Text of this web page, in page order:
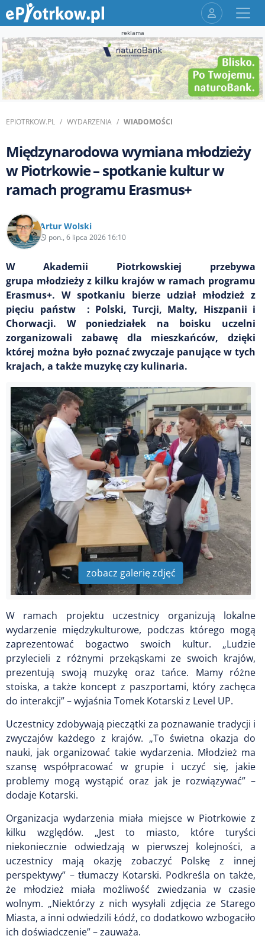
reklama
EPIOTRKOW.PL WYDARZENIA WIADOMOŚCI
Międzynarodowa wymiana młodzieży
w Piotrkowie – spotkanie kultur w
ramach programu Erasmus+
Artur Wolski
pon., 6 lipca 2026 16:10
W Akademii Piotrkowskiej przebywa
grupa młodzieży z kilku krajów w ramach programu
Erasmus+. W spotkaniu bierze udział młodzież z
pięciu państw : Polski, Turcji, Malty, Hiszpanii i
Chorwacji. W poniedziałek na boisku uczelni
zorganizowali zabawę dla mieszkańców, dzięki
której można było poznać zwyczaje panujące w tych
krajach, a także muzykę czy kulinaria.
zobacz galerię zdjęć
W ramach projektu uczestnicy organizują lokalne
wydarzenie międzykulturowe, podczas którego mogą
zaprezentować bogactwo swoich kultur. „Ludzie
przylecieli z różnymi przekąskami ze swoich krajów,
prezentują swoją muzykę oraz tańce. Mamy różne
stoiska, a także koncept z paszportami, który zachęca
do interakcji” – wyjaśnia Tomek Kotarski z Level UP.
Uczestnicy zdobywają pieczątki za poznawanie tradycji i
zwyczajów każdego z krajów. „To świetna okazja do
nauki, jak organizować takie wydarzenia. Młodzież ma
szansę współpracować w grupie i uczyć się, jakie
problemy mogą wystąpić oraz jak je rozwiązywać” –
dodaje Kotarski.
Organizacja wydarzenia miała miejsce w Piotrkowie z
kilku względów. „Jest to miasto, które turyści
niekoniecznie odwiedzają w pierwszej kolejności, a
uczestnicy mają okazję zobaczyć Polskę z innej
perspektywy” – tłumaczy Kotarski. Podkreśla on także,
że młodzież miała możliwość zwiedzania w czasie
wolnym. „Niektórzy z nich wysyłali zdjęcia ze Starego
Miasta, a inni odwiedzili Łódź, co dodatkowo wzbogaciło
ich doświadczenie” – zauważa.